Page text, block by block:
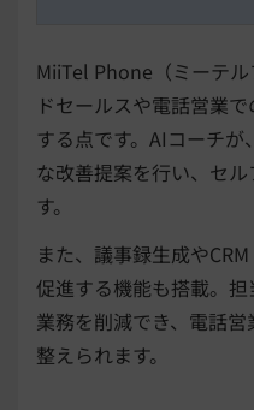
MiiTel Phone（ミーテ
ドセールスや電話営業
する点です。AIコーチ
な改善提案を行い、セ
す。
また、議事録生成や
促進する機能も搭載。
業務を削減でき、電話
整えられます。